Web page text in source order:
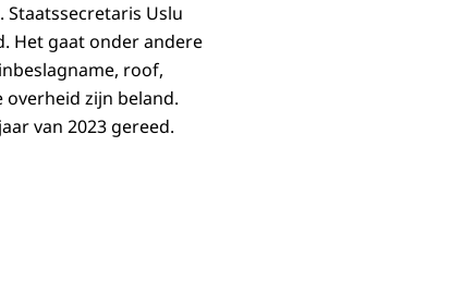
Uslu
Het gaat onder andere
roof,
zijn beland.
van 2023 gereed.